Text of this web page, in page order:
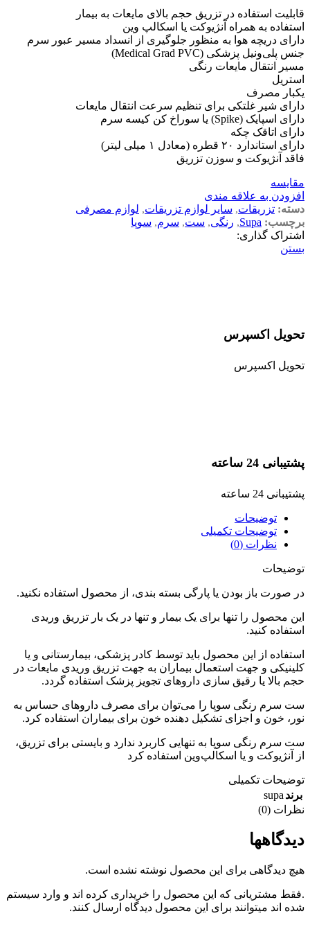
قابلیت استفاده در تزریق حجم بالای مایعات به بیمار
استفاده به همراه آنژیوکت یا اسکالپ وین
دارای دریچه هوا به منظور جلوگیری از انسداد مسیر عبور سرم
جنس پلی‌ونیل پزشکی (Medical Grad PVC)
مسیر انتقال مایعات رنگی
استریل
یکبار مصرف
دارای شیر غلتکی برای تنظیم سرعت انتقال مایعات
دارای اسپایک (Spike) یا سوراخ کن کیسه سرم
دارای اتاقک چکه
دارای استاندارد ۲۰ قطره (معادل ۱ میلی لیتر)
فاقد آنژیوکت و سوزن تزریق
مقایسه
افزودن به علاقه مندی
دسته: تزریقات, سایر لوازم تزریقات, لوازم مصرفی
برچسب: Supa
, رنگی, ست, سرم, سوپا
اشتراک گذاری:
بستن
تحویل اکسپرس
تحویل اکسپرس
پشتیبانی 24 ساعته
پشتیبانی 24 ساعته
توضیحات
توضیحات تکمیلی
نظرات (0)
توضیحات
در صورت باز بودن یا پارگی بسته بندی، از محصول استفاده نکنید.
این محصول را تنها برای یک بیمار و تنها در یک بار تزریق وریدی
استفاده کنید.
استفاده از این محصول باید توسط کادر پزشکی، بیمارستانی و یا
کلینیکی و جهت استعمال بیماران به جهت تزریق وریدی مایعات در
حجم بالا یا رقیق سازی داروهای تجویز پزشک استفاده گردد.
ست سرم رنگی سوپا را می‌توان برای مصرف داروهای حساس به
نور، خون و اجزای تشکیل دهنده خون برای بیماران استفاده کرد.
ست سرم رنگی سوپا به تنهایی کاربرد ندارد و بایستی برای تزریق،
از آنژیوکت و یا اسکالپ‌وین استفاده کرد
توضیحات تکمیلی
برند supa
نظرات (0)
دیدگاهها
هیچ دیدگاهی برای این محصول نوشته نشده است.
.فقط مشتریانی که این محصول را خریداری کرده اند و وارد سیستم
شده اند میتوانند برای این محصول دیدگاه ارسال کنند.